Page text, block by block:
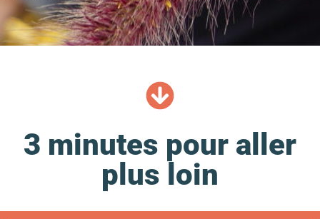
3 minutes pour aller
plus loin